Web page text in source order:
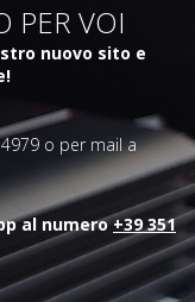
PER VOI
nuovo sito e
o per mail a
al numero+39 351